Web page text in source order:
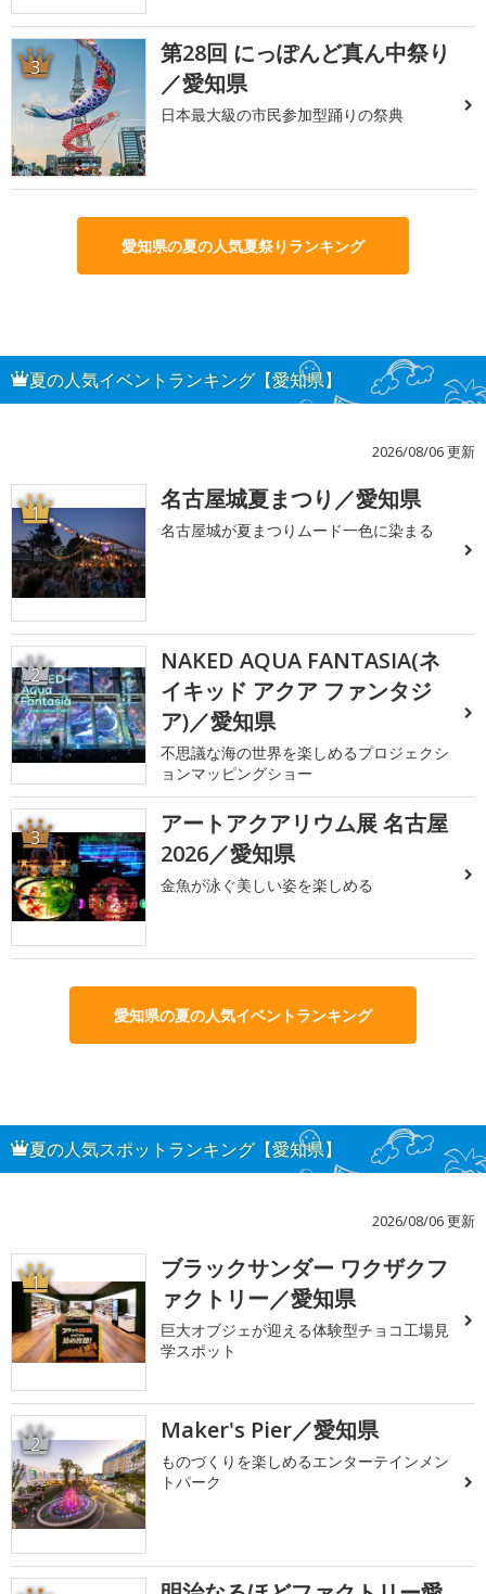
3
第28回 にっぽんど真ん中祭り
／愛知県
日本最大級の市民参加型踊りの祭典
愛知県の夏の人気夏祭りランキング
夏の人気イベントランキング【愛知県】
2026/08/06 更新
1 名古屋城夏まつり／愛知県
名古屋城が夏まつりムード一色に染まる
2
NAKED AQUA FANTASIA(ネ
イキッド アクア ファンタジ
ア)／愛知県
不思議な海の世界を楽しめるプロジェクシ
ョンマッピングショー
3
アートアクアリウム展 名古屋
2026／愛知県
金魚が泳ぐ美しい姿を楽しめる
愛知県の夏の人気イベントランキング
夏の人気スポットランキング【愛知県】
2026/08/06 更新
1
ブラックサンダー ワクザクフ
ァクトリー／愛知県
巨大オブジェが迎える体験型チョコ工場見
学スポット
2 Maker's Pier／愛知県
ものづくりを楽しめるエンターテインメン
トパーク